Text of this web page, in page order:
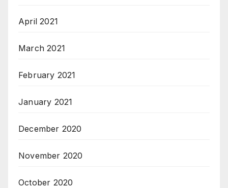
April 2021
March 2021
February 2021
January 2021
December 2020
November 2020
October 2020